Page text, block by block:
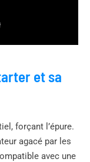
et sa
forçant l’épure.
agacé par les
avec une